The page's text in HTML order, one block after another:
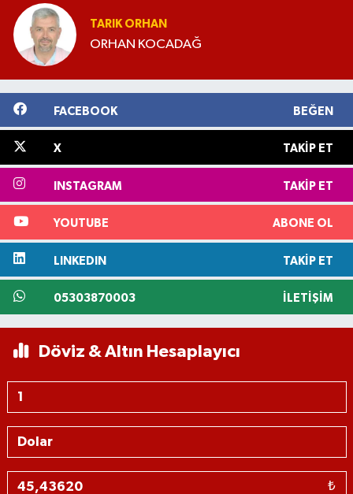
TARIK ORHAN
ORHAN KOCADAĞ
FACEBOOK BEĞEN
X TAKIP ET
INSTAGRAM TAKIP ET
YOUTUBE ABONE OL
LINKEDIN TAKIP ET
05303870003 İLETIŞIM
Döviz & Altın Hesaplayıcı
₺